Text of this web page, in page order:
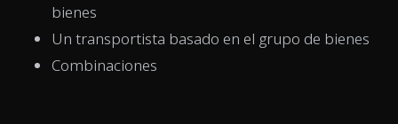
bienes
Un transportista basado en el grupo de bienes
Combinaciones